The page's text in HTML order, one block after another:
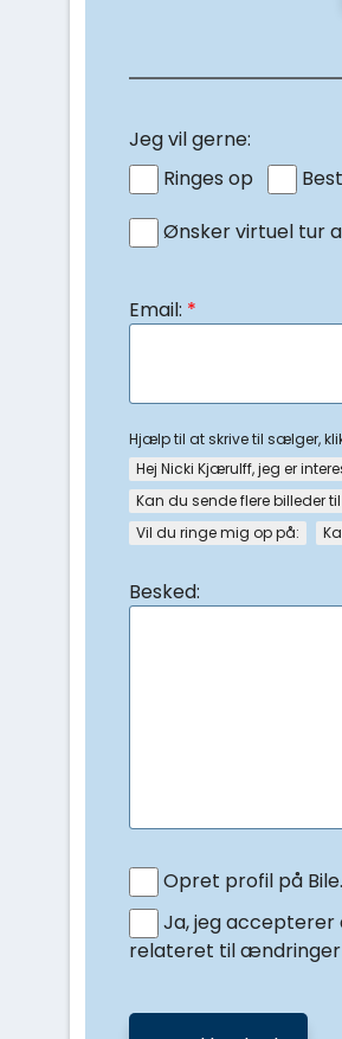
Jeg vil gerne:
Ringes op
Ønsker virtuel tur
Email: *
Hjælp til at skrive til sælger,
Hej Nicki Kjærulff, jeg er
Kan du sende flere billeder
Vil du ringe mig op på:
Besked:
Opret profil på
Ja, jeg
relateret til ændringer